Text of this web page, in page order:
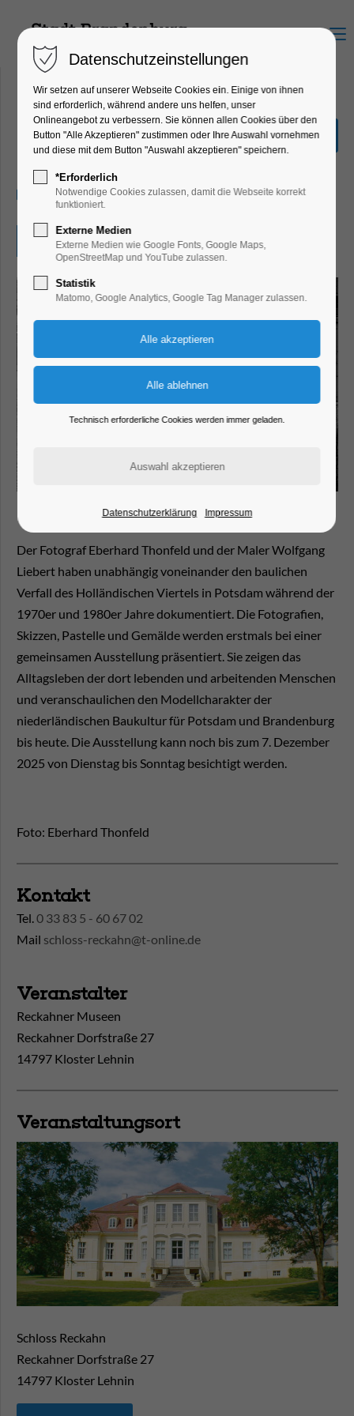
Menu
"Das Holländische Viertel"
Ausstellung
23.11.2025, 10:00–16:00
Eintritt frei
Der Fotograf Eberhard Thonfeld und der Maler Wolfgang
Liebert haben unabhängig voneinander den baulichen
Verfall des Holländischen Viertels in Potsdam während der
1970er und 1980er Jahre dokumentiert. Die Fotografien,
Skizzen, Pastelle und Gemälde werden erstmals bei einer
gemeinsamen Ausstellung präsentiert. Sie zeigen das
Alltagsleben der dort lebenden und arbeitenden Menschen
und veranschaulichen den Modellcharakter der
niederländischen Baukultur für Potsdam und Brandenburg
bis heute. Die Ausstellung kann noch bis zum 7. Dezember
2025 von Dienstag bis Sonntag besichtigt werden.
Foto: Eberhard Thonfeld
Kontakt
Tel.0 33 83 5 - 60 67 02
Mail schloss-reckahn@t-online.de
Veranstalter
Reckahner Museen
Reckahner Dorfstraße 27
14797 Kloster Lehnin
Veranstaltungsort
Schloss Reckahn
Reckahner Dorfstraße 27
14797 Kloster Lehnin
Datenschutzeinstellungen
Wir setzen auf unserer Webseite Cookies ein. Einige von ihnen
sind erforderlich, während andere uns helfen, unser
Onlineangebot zu verbessern. Sie können allen Cookies über den
Button "Alle Akzeptieren" zustimmen oder Ihre Auswahl vornehmen
und diese mit dem Button "Auswahl akzeptieren" speichern.
*Erforderlich
Notwendige Cookies zulassen, damit die Webseite korrekt
funktioniert.
Externe Medien
Externe Medien wie Google Fonts, Google Maps,
OpenStreetMap und YouTube zulassen.
Statistik
Matomo, Google Analytics, Google Tag Manager zulassen.
Technisch erforderliche Cookies werden immer geladen.
Datenschutzerklärung Impressum